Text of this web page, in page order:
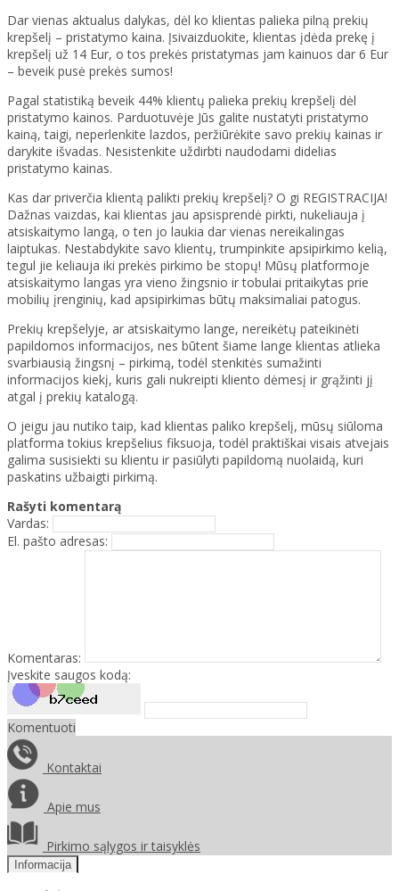
Dar vienas aktualus dalykas, dėl ko klientas palieka pilną prekių
krepšelį – pristatymo kaina. Įsivaizduokite, klientas įdėda prekę į
krepšelį už 14 Eur, o tos prekės pristatymas jam kainuos dar 6 Eur
– beveik pusė prekės sumos!
Pagal statistiką beveik 44% klientų palieka prekių krepšelį dėl
pristatymo kainos. Parduotuvėje Jūs galite nustatyti pristatymo
kainą, taigi, neperlenkite lazdos, peržiūrėkite savo prekių kainas ir
darykite išvadas. Nesistenkite uždirbti naudodami didelias
pristatymo kainas.
Kas dar priverčia klientą palikti prekių krepšelį? O gi REGISTRACIJA!
Dažnas vaizdas, kai klientas jau apsisprendė pirkti, nukeliauja į
atsiskaitymo langą, o ten jo laukia dar vienas nereikalingas
laiptukas. Nestabdykite savo klientų, trumpinkite apsipirkimo kelią,
tegul jie keliauja iki prekės pirkimo be stopų! Mūsų platformoje
atsiskaitymo langas yra vieno žingsnio ir tobulai pritaikytas prie
mobilių įrenginių, kad apsipirkimas būtų maksimaliai patogus.
Prekių krepšelyje, ar atsiskaitymo lange, nereikėtų pateikinėti
papildomos informacijos, nes būtent šiame lange klientas atlieka
svarbiausią žingsnį – pirkimą, todėl stenkitės sumažinti
informacijos kiekį, kuris gali nukreipti kliento dėmesį ir grąžinti jį
atgal į prekių katalogą.
O jeigu jau nutiko taip, kad klientas paliko krepšelį, mūsų siūloma
platforma tokius krepšelius fiksuoja, todėl praktiškai visais atvejais
galima susisiekti su klientu ir pasiūlyti papildomą nuolaidą, kuri
paskatins užbaigti pirkimą.
Rašyti komentarą
Vardas:
El. pašto adresas:
Komentaras:
Įveskite saugos kodą:
Komentuoti
Kontaktai
Apie mus
Pirkimo sąlygos ir taisyklės
Informacija